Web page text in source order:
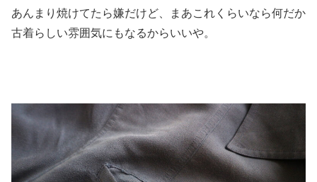
あんまり焼けてたら嫌だけど、まあこれくらいなら何だか
古着らしい雰囲気にもなるからいいや。